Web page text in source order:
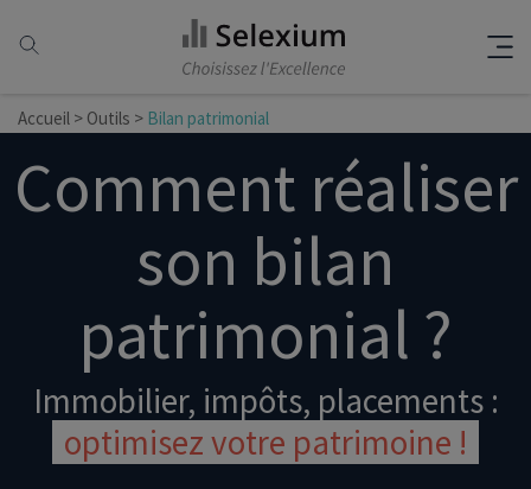
Accueil > Outils > Bilan patrimonial
Comment réaliser
son bilan
patrimonial ?
Immobilier, impôts, placements :
optimisez votre patrimoine !